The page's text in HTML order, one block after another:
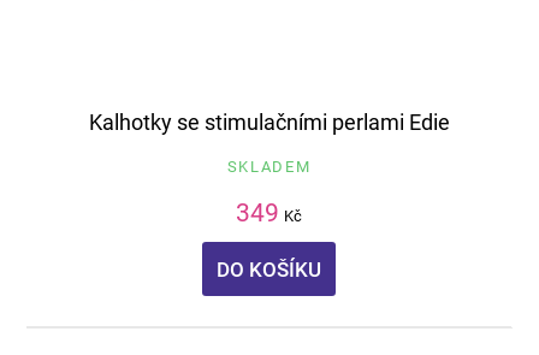
Kalhotky se stimulačními perlami Edie
SKLADEM
349 Kč
DO KOŠÍKU